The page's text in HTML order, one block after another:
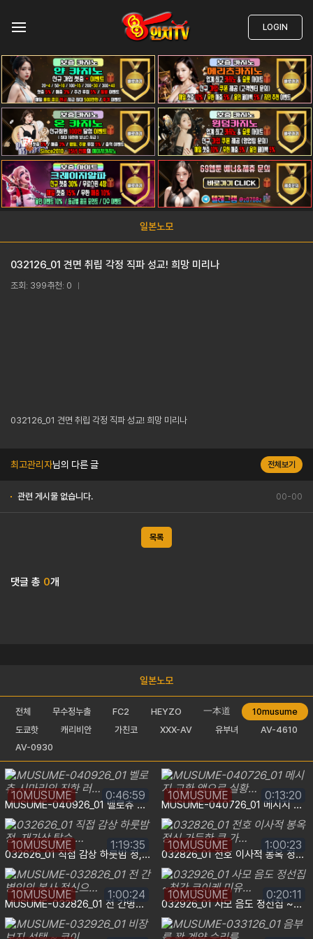
LOGIN
일본노모
032126_01 견면 취립 각정 직파 성교! 희망 미리나
조회: 399추천: 0
032126_01 견면 취립 각정 직파 성교! 희망 미리나
최고관리자님의 다른 글 전체보기
관련 게시물 없습니다. 00-00
목록
댓글 총 0개
일본노모
전체 무수정누출 FC2 HEYZO 一本道
10musume
도쿄핫
캐리비안 가친코 XXX-AV 유부녀
AV-4610
AV-0930
MUSUME-040926_01 벨로츄 시마리의 진한 러…
10MUSUME 0:46:59
MUSUME-040726_01 메시지 교환 앱으로 실황…
10MUSUME 0:13:20
032626_01 직접 감상 하룻밤 정, 재가상 탑승 …
10MUSUME 1:19:35
032826_01 전호 이사적 봉옥 정신 가득한 큰 가…
10MUSUME 1:00:23
MUSUME-032826_01 전 간병인의 봉사 정신으…
10MUSUME 1:00:24
032926_01 사모 음도 정선집 ~청간 코이케 미유…
10MUSUME 0:20:11